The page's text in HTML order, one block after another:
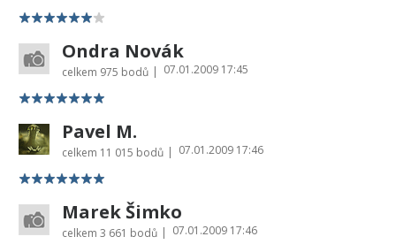
Ondra Novák
celkem 975 bodů | 07.01.2009 17:45
Pavel M.
celkem 11 015 bodů | 07.01.2009 17:46
Marek Šimko
celkem 3 661 bodů | 07.01.2009 17:46